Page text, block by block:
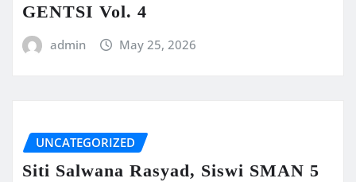
GENTSI Vol. 4
admin May 25, 2026
UNCATEGORIZED
Siti Salwana Rasyad, Siswi SMAN 5